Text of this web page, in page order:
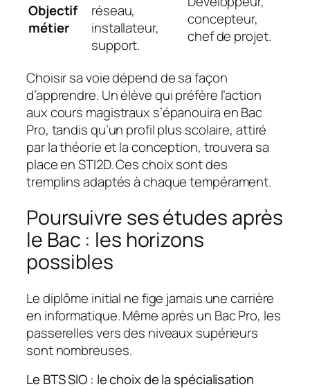
Objectif
métier
réseau,
installateur,
support.
concepteur,
chef de projet.
Choisir sa voie dépend de sa façon
d’apprendre. Un élève qui préfère l’action
aux cours magistraux s’épanouira en Bac
Pro, tandis qu’un profil plus scolaire, attiré
par la théorie et la conception, trouvera sa
place en STI2D. Ces choix sont des
tremplins adaptés à chaque tempérament.
Poursuivre ses études après
le Bac : les horizons
possibles
Le diplôme initial ne fige jamais une carrière
en informatique. Même après un Bac Pro, les
passerelles vers des niveaux supérieurs
sont nombreuses.
Le BTS SIO : le choix de la spécialisation